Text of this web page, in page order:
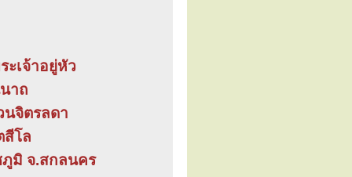
เจ้าอยู่หัว
าถ
จิตรลดา
โล
มิ จ.สกลนคร